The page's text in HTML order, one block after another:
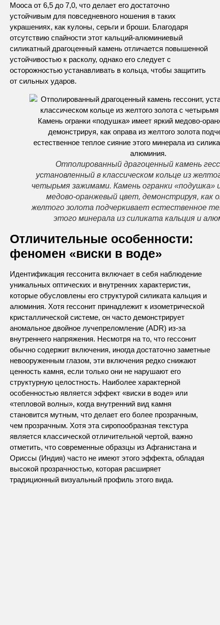
Мооса от 6,5 до 7,0, что делает его достаточно
устойчивым для повседневного ношения в таких
украшениях, как кулоны, серьги и броши. Благодаря
отсутствию спайности этот кальций-алюминиевый
силикатный драгоценный камень отличается повышенной
устойчивостью к расколу, однако его следует с
осторожностью устанавливать в кольца, чтобы защитить
от сильных ударов.
Отполированный драгоценный камень
установленный в классическом кольце из
четырьмя зажимами. Камень огранки «подушка»
медово-оранжевый цвет, демонстрируя, как
желтого золота подчеркивает естественное
этого минерала из силиката кальция и
Отличительные особенности:
феномен «виски в воде»
Идентификация гессонита включает в себя наблюдение
уникальных оптических и внутренних характеристик,
которые обусловлены его структурой силиката кальция и
алюминия. Хотя гессонит принадлежит к изометрической
кристаллической системе, он часто демонстрирует
аномальное двойное лучепреломление (ADR) из-за
внутреннего напряжения. Несмотря на то, что гессонит
обычно содержит включения, иногда достаточно заметные
невооруженным глазом, эти включения редко снижают
ценность камня, если только они не нарушают его
структурную целостность. Наиболее характерной
особенностью является эффект «виски в воде» или
«тепловой волны», когда внутренний вид камня
становится мутным, что делает его более прозрачным,
чем прозрачным. Хотя эта сиропообразная текстура
является классической отличительной чертой, важно
отметить, что современные образцы из Афганистана и
Ориссы (Индия) часто не имеют этого эффекта, обладая
высокой прозрачностью, которая расширяет
традиционный визуальный профиль этого вида.